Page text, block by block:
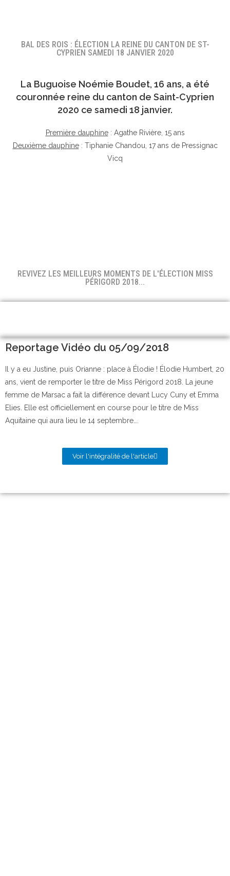
BAL DES ROIS : ÉLECTION LA REINE DU CANTON DE ST-
CYPRIEN SAMEDI 18 JANVIER 2020
La Buguoise Noémie Boudet, 16 ans, a été
couronnée reine du canton de Saint-Cyprien
2020 ce samedi 18 janvier.
Première dauphine: Agathe Rivière, 15 ans
Deuxième dauphine: Tiphanie Chandou, 17 ans de Pressignac
Vicq
REVIVEZ LES MEILLEURS MOMENTS DE L'ÉLECTION MISS
PÉRIGORD 2018...
Reportage Vidéo du 05/09/2018
Il y a eu Justine, puis Orianne : place à Élodie ! Élodie Humbert, 20
ans, vient de remporter le titre de Miss Périgord 2018. La jeune
femme de Marsac a fait la différence devant Lucy Cuny et Emma
Elies. Elle est officiellement en course pour le titre de Miss
Aquitaine qui aura lieu le 14 septembre….
Voir l'intégralité de l'article